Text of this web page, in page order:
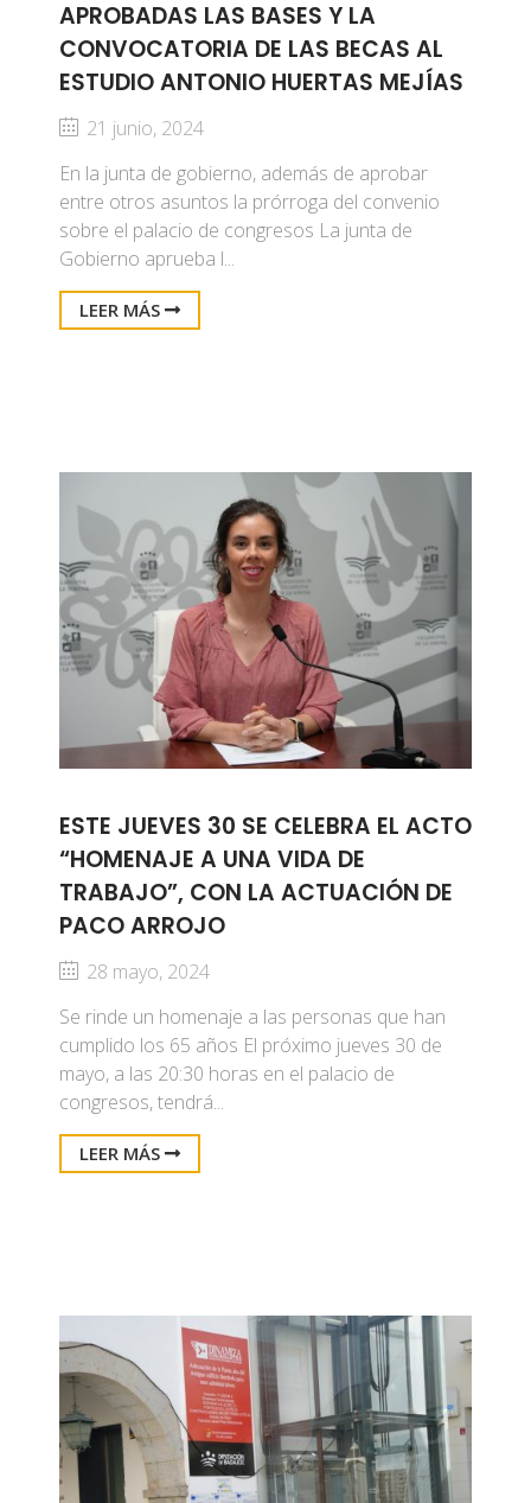
APROBADAS LAS BASES Y LA
CONVOCATORIA DE LAS BECAS AL
ESTUDIO ANTONIO HUERTAS MEJÍAS
21 junio, 2024
En la junta de gobierno, además de aprobar
entre otros asuntos la prórroga del convenio
sobre el palacio de congresos La junta de
Gobierno aprueba l...
LEER MÁS
ESTE JUEVES 30 SE CELEBRA EL ACTO
“HOMENAJE A UNA VIDA DE
TRABAJO”, CON LA ACTUACIÓN DE
PACO ARROJO
28 mayo, 2024
Se rinde un homenaje a las personas que han
cumplido los 65 años El próximo jueves 30 de
mayo, a las 20:30 horas en el palacio de
congresos, tendrá...
LEER MÁS